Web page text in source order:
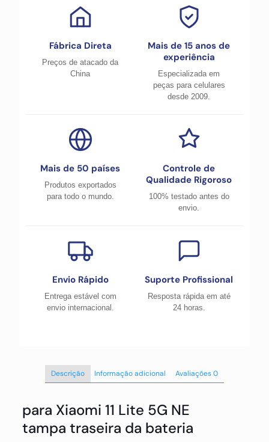
Fábrica Direta
Preços de atacado da
China
Mais de 15 anos de
experiência
Especializada em
peças para celulares
desde 2009.
Mais de 50 países
Produtos exportados
para todo o mundo.
Controle de
Qualidade Rigoroso
100% testado antes do
envio.
Envio Rápido
Entrega estável com
envio internacional.
Suporte Profissional
Resposta rápida em até
24 horas.
Descrição Informação adicional Avaliações0
para Xiaomi 11 Lite 5G NE
tampa traseira da bateria